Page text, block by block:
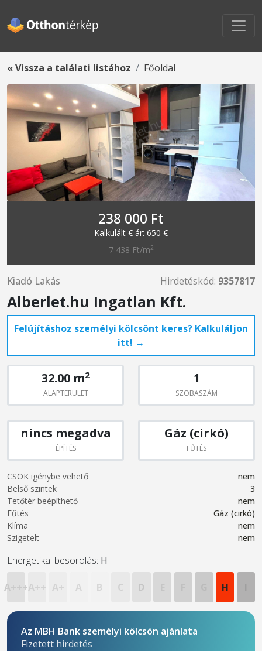
« Vissza a találati listához Főoldal
238 000 Ft
Kalkulált € ár: 650 €
7 438 Ft/m2
Kiadó Lakás Hirdetéskód: 9357817
Alberlet.hu Ingatlan Kft.
Felújításhoz személyi kölcsönt keres? Kalkuláljon
itt! →
32.00 m2
ALAPTERÜLET
1
SZOBASZÁM
nincs megadva
ÉPÍTÉS
Gáz (cirkó)
FŰTÉS
CSOK igénybe vehető
nem
Belső szintek
3
Tetőtér beépíthető
nem
Fűtés
Gáz (cirkó)
Klíma
nem
Szigetelt
nem
Energetikai besorolás: H
A+++A++ A+ A B C D H
Az MBH Bank személyi kölcsön ajánlata
Fizetett hirdetés